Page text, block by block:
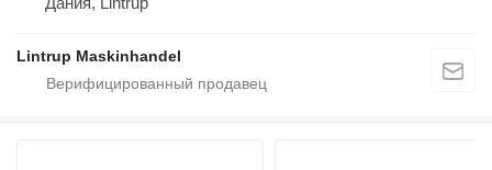
Lintrup Maskinhandel